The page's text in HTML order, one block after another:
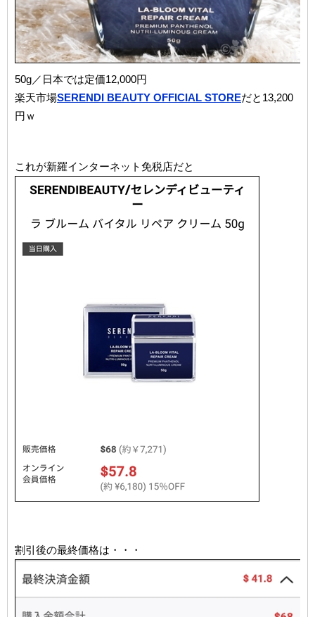
50g／日本では定価12,000円
楽天市場SERENDI BEAUTY OFFICIAL STOREだと13,200
円ｗ
これが新羅インターネット免税店だと
割引後の最終価格は・・・